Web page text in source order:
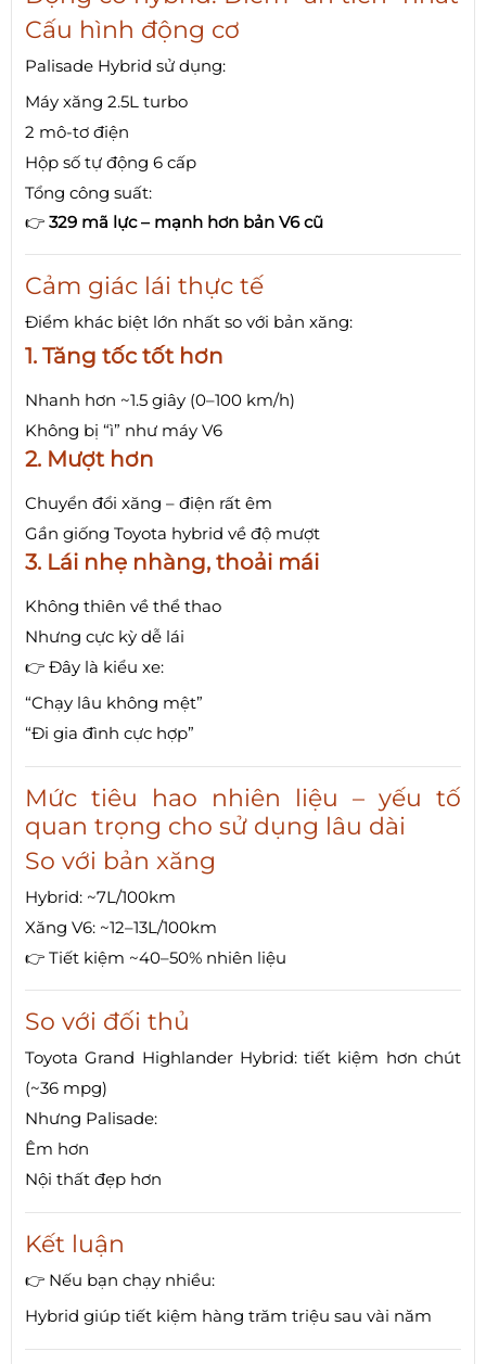
Cấu hình động cơ
Palisade Hybrid sử dụng:
Máy xăng 2.5L turbo
2 mô-tơ điện
Hộp số tự động 6 cấp
Tổng công suất:
👉 329 mã lực – mạnh hơn bản V6 cũ
Cảm giác lái thực tế
Điểm khác biệt lớn nhất so với bản xăng:
1. Tăng tốc tốt hơn
Nhanh hơn ~1.5 giây (0–100 km/h)
Không bị “ì” như máy V6
2. Mượt hơn
Chuyển đổi xăng – điện rất êm
Gần giống Toyota hybrid về độ mượt
3. Lái nhẹ nhàng, thoải mái
Không thiên về thể thao
Nhưng cực kỳ dễ lái
👉 Đây là kiểu xe:
“Chạy lâu không mệt”
“Đi gia đình cực hợp”
Mức tiêu hao nhiên liệu – yếu tố
quan trọng cho sử dụng lâu dài
So với bản xăng
Hybrid: ~7L/100km
Xăng V6: ~12–13L/100km
👉 Tiết kiệm ~40–50% nhiên liệu
So với đối thủ
Toyota Grand Highlander Hybrid: tiết kiệm hơn chút
(~36 mpg)
Nhưng Palisade:
Êm hơn
Nội thất đẹp hơn
Kết luận
👉 Nếu bạn chạy nhiều:
Hybrid giúp tiết kiệm hàng trăm triệu sau vài năm